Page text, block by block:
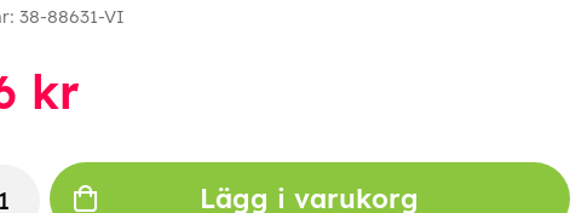
38-88631-VI
kr
Lägg i varukorg